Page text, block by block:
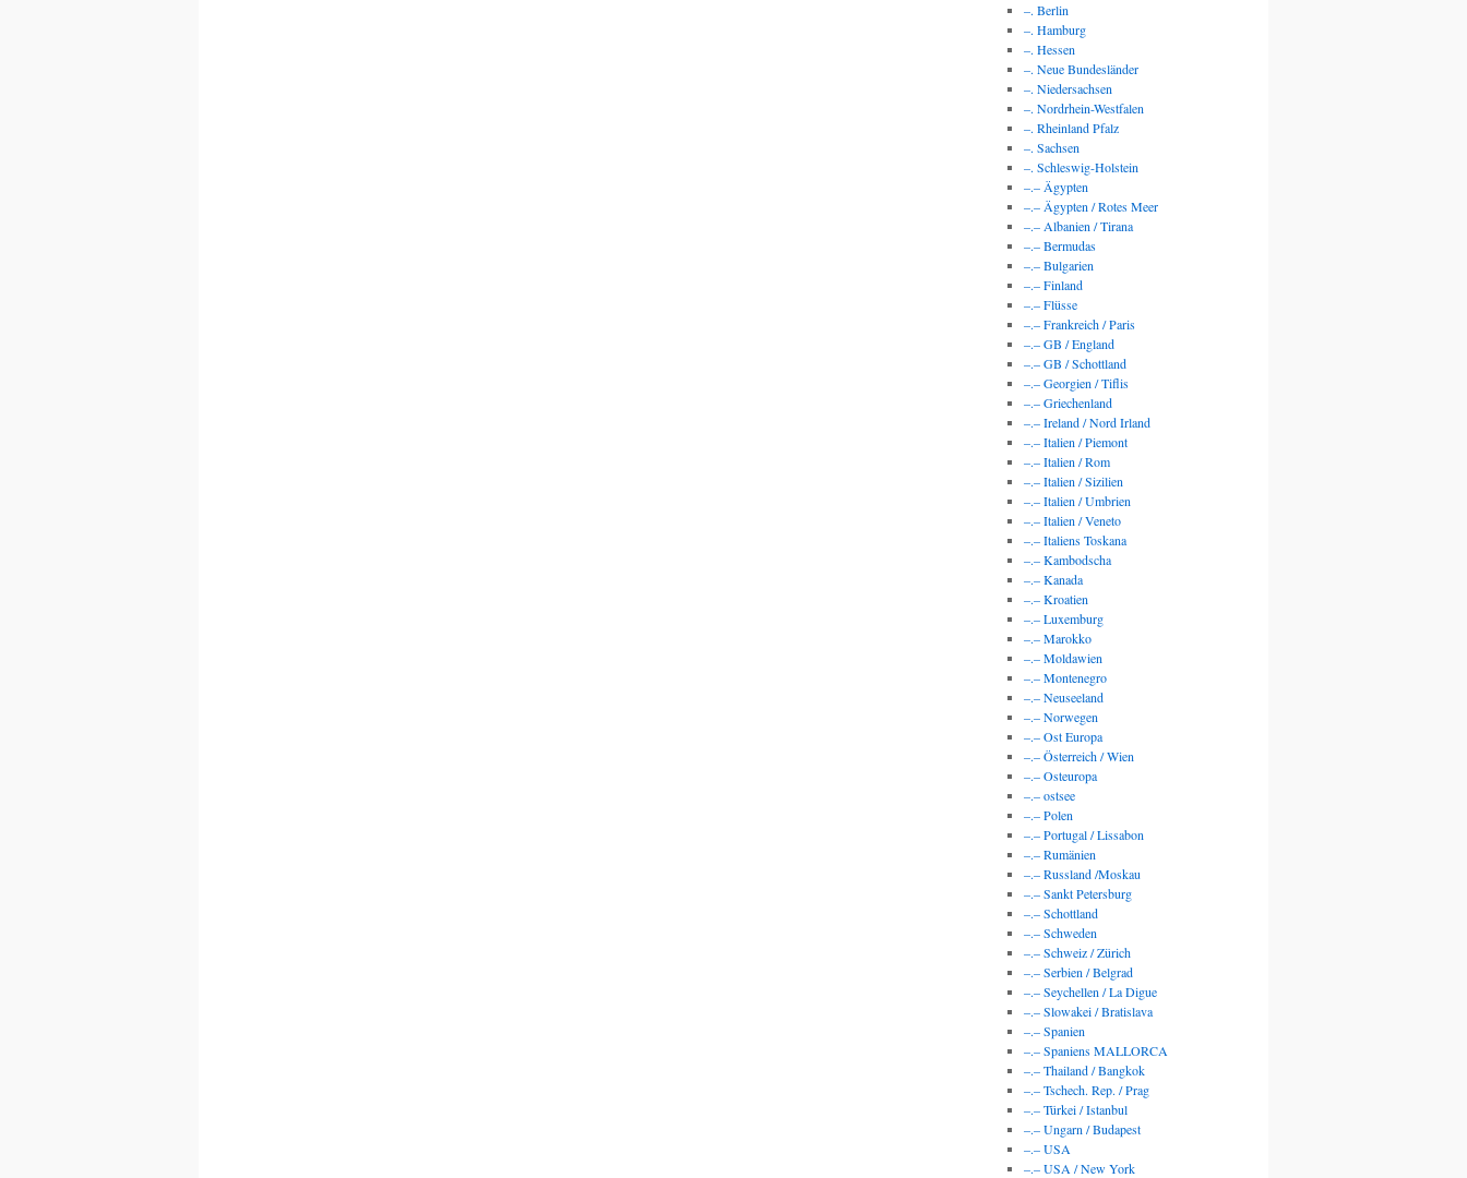
–. Berlin
–. Hamburg
–. Hessen
–. Neue Bundesländer
–. Niedersachsen
–. Nordrhein-Westfalen
–. Rheinland Pfalz
–. Sachsen
–. Schleswig-Holstein
–.– Ägypten
–.– Ägypten / Rotes Meer
–.– Albanien / Tirana
–.– Bermudas
–.– Bulgarien
–.– Finland
–.– Flüsse
–.– Frankreich / Paris
–.– GB / England
–.– GB / Schottland
–.– Georgien / Tiflis
–.– Griechenland
–.– Ireland / Nord Irland
–.– Italien / Piemont
–.– Italien / Rom
–.– Italien / Sizilien
–.– Italien / Umbrien
–.– Italien / Veneto
–.– Italiens Toskana
–.– Kambodscha
–.– Kanada
–.– Kroatien
–.– Luxemburg
–.– Marokko
–.– Moldawien
–.– Montenegro
–.– Neuseeland
–.– Norwegen
–.– Ost Europa
–.– Österreich / Wien
–.– Osteuropa
–.– ostsee
–.– Polen
–.– Portugal / Lissabon
–.– Rumänien
–.– Russland /Moskau
–.– Sankt Petersburg
–.– Schottland
–.– Schweden
–.– Schweiz / Zürich
–.– Serbien / Belgrad
–.– Seychellen / La Digue
–.– Slowakei / Bratislava
–.– Spanien
–.– Spaniens MALLORCA
–.– Thailand / Bangkok
–.– Tschech. Rep. / Prag
–.– Türkei / Istanbul
–.– Ungarn / Budapest
–.– USA
–.– USA / New York